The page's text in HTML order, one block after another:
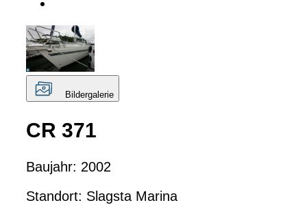
Bildergalerie
CR 371
Baujahr: 2002
Standort: Slagsta Marina